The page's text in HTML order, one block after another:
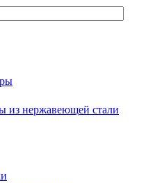
из нержавеющей стали